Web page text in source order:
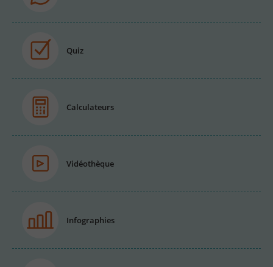
Quiz
Calculateurs
Vidéothèque
Infographies